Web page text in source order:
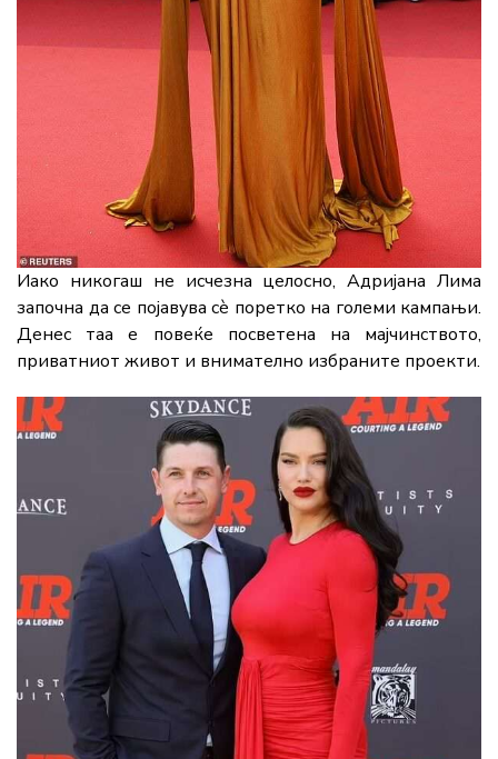
Иако никогаш не исчезна целосно, Адријана Лима
започна да се појавува сè поретко на големи кампањи.
Денес таа е повеќе посветена на мајчинството,
приватниот живот и внимателно избраните проекти.